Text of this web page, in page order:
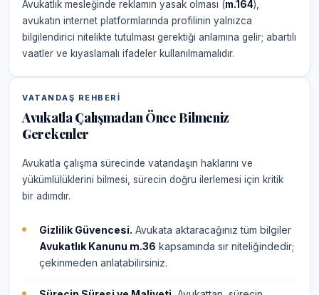
Avukatlık mesleğinde reklamın yasak olması (m.164),
avukatın internet platformlarında profilinin yalnızca
bilgilendirici nitelikte tutulması gerektiği anlamına gelir; abartılı
vaatler ve kıyaslamalı ifadeler kullanılmamalıdır.
VATANDAŞ REHBERI
Avukatla Çalışmadan Önce Bilmeniz
Gerekenler
Avukatla çalışma sürecinde vatandaşın haklarını ve
yükümlülüklerini bilmesi, sürecin doğru ilerlemesi için kritik
bir adımdır.
Gizlilik Güvencesi. Avukata aktaracağınız tüm bilgiler
Avukatlık Kanunu m.36 kapsamında sır niteliğindedir;
çekinmeden anlatabilirsiniz.